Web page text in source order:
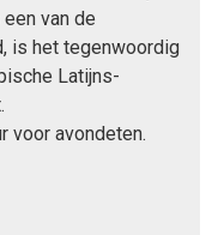
van de
is het tegenwoordig
Latijns-
voor avondeten.